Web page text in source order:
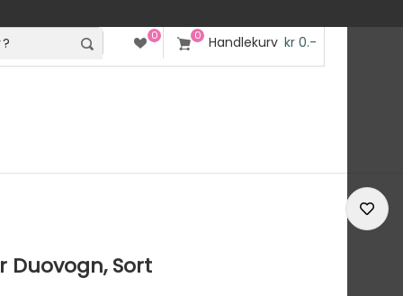
0 0 Handlekurv kr 0.-
Duovogn, Sort